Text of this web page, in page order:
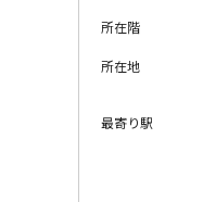
所在階
所在地
最寄り駅